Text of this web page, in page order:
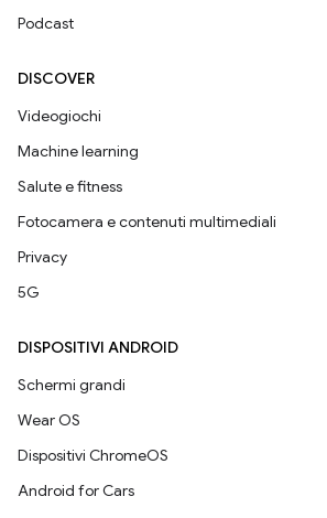
Podcast
DISCOVER
Videogiochi
Machine learning
Salute e fitness
Fotocamera e contenuti multimediali
Privacy
5G
DISPOSITIVI ANDROID
Schermi grandi
Wear OS
Dispositivi ChromeOS
Android for Cars